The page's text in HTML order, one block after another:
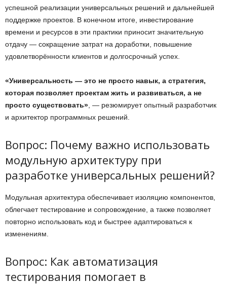
успешной реализации универсальных решений и дальнейшей
поддержке проектов. В конечном итоге, инвестирование
времени и ресурсов в эти практики приносит значительную
отдачу — сокращение затрат на доработки, повышение
удовлетворённости клиентов и долгосрочный успех.
«Универсальность — это не просто навык, а стратегия,
которая позволяет проектам жить и развиваться, а не
просто существовать» , — резюмирует опытный разработчик
и архитектор программных решений.
Вопрос: Почему важно использовать
модульную архитектуру при
разработке универсальных решений?
Модульная архитектура обеспечивает изоляцию компонентов,
облегчает тестирование и сопровождение, а также позволяет
повторно использовать код и быстрее адаптироваться к
изменениям.
Вопрос: Как автоматизация
тестирования помогает в